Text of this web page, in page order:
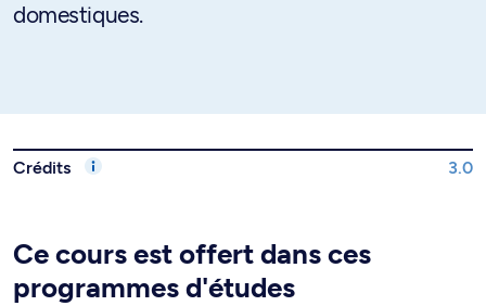
domestiques.
Crédits 3.0
Ce cours est offert dans ces
programmes d'études